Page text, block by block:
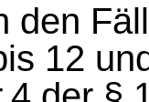
den
12